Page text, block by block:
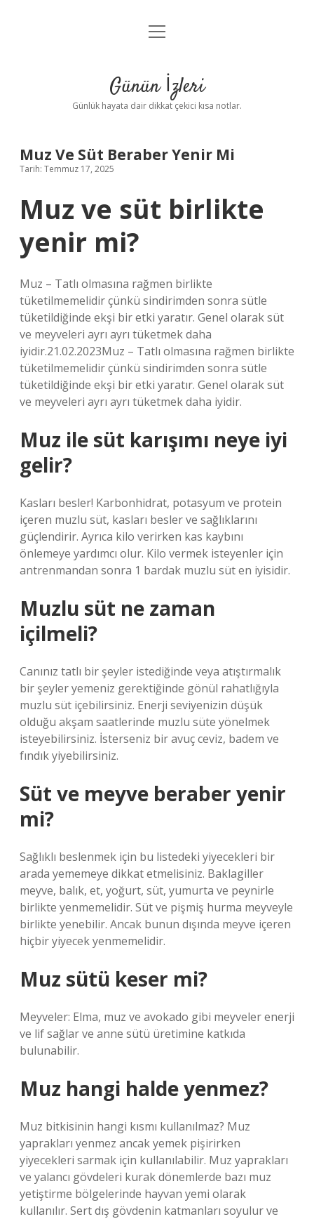
Anasayfa
Yasal Uyarı
menüyü
Günün İzleri
Günlük hayata dair dikkat çekici kısa notlar.
Muz Ve Süt Beraber Yenir Mi
Tarih: Temmuz 17, 2025
Muz ve süt birlikte
yenir mi?
Muz – Tatlı olmasına rağmen birlikte
tüketilmemelidir çünkü sindirimden sonra sütle
tüketildiğinde ekşi bir etki yaratır. Genel olarak süt
ve meyveleri ayrı ayrı tüketmek daha
iyidir.21.02.2023Muz – Tatlı olmasına rağmen birlikte
tüketilmemelidir çünkü sindirimden sonra sütle
tüketildiğinde ekşi bir etki yaratır. Genel olarak süt
ve meyveleri ayrı ayrı tüketmek daha iyidir.
Muz ile süt karışımı neye iyi
gelir?
Kasları besler! Karbonhidrat, potasyum ve protein
içeren muzlu süt, kasları besler ve sağlıklarını
güçlendirir. Ayrıca kilo verirken kas kaybını
önlemeye yardımcı olur. Kilo vermek isteyenler için
antrenmandan sonra 1 bardak muzlu süt en iyisidir.
Muzlu süt ne zaman
içilmeli?
Canınız tatlı bir şeyler istediğinde veya atıştırmalık
bir şeyler yemeniz gerektiğinde gönül rahatlığıyla
muzlu süt içebilirsiniz. Enerji seviyenizin düşük
olduğu akşam saatlerinde muzlu süte yönelmek
isteyebilirsiniz. İsterseniz bir avuç ceviz, badem ve
fındık yiyebilirsiniz.
Süt ve meyve beraber yenir
mi?
Sağlıklı beslenmek için bu listedeki yiyecekleri bir
arada yememeye dikkat etmelisiniz. Baklagiller
meyve, balık, et, yoğurt, süt, yumurta ve peynirle
birlikte yenmemelidir. Süt ve pişmiş hurma meyveyle
birlikte yenebilir. Ancak bunun dışında meyve içeren
hiçbir yiyecek yenmemelidir.
Muz sütü keser mi?
Meyveler: Elma, muz ve avokado gibi meyveler enerji
ve lif sağlar ve anne sütü üretimine katkıda
bulunabilir.
Muz hangi halde yenmez?
Muz bitkisinin hangi kısmı kullanılmaz? Muz
yaprakları yenmez ancak yemek pişirirken
yiyecekleri sarmak için kullanılabilir. Muz yaprakları
ve yalancı gövdeleri kurak dönemlerde bazı muz
yetiştirme bölgelerinde hayvan yemi olarak
kullanılır. Sert dış gövdenin katmanları soyulur ve